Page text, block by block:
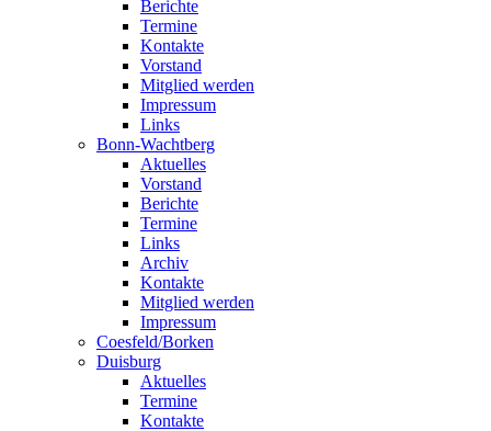
Berichte
Termine
Kontakte
Vorstand
Mitglied werden
Impressum
Links
Bonn-Wachtberg
Aktuelles
Vorstand
Berichte
Termine
Links
Archiv
Kontakte
Mitglied werden
Impressum
Coesfeld/Borken
Duisburg
Aktuelles
Termine
Kontakte